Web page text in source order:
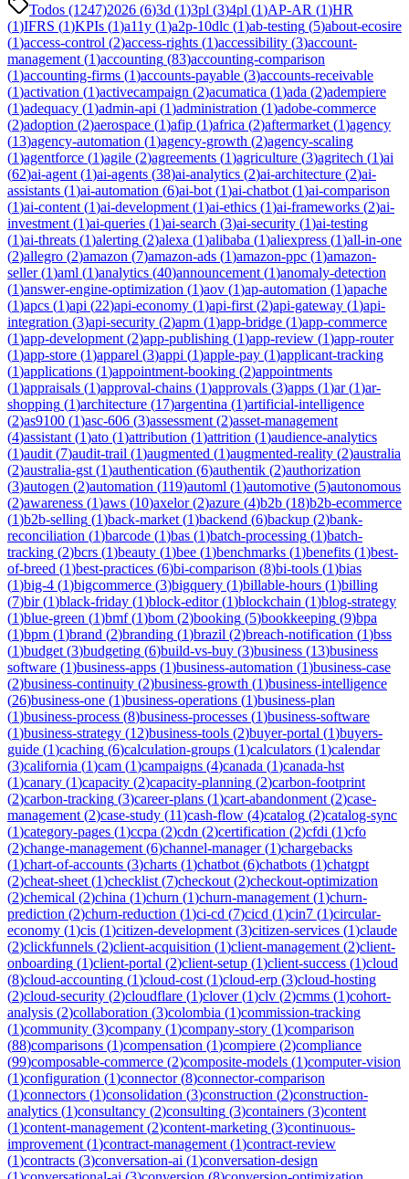
Todos (1247)2026 (6)3d (1)3pl (3)4pl (1)AP-AR (1)HR
(1)IFRS (1)KPIs (1)a11y (1)a2p-10dlc (1)ab-testing (5)about-ecosire
(1)access-control (2)access-rights (1)accessibility (3)account-
management (1)accounting (83)accounting-comparison
(1)accounting-firms (1)accounts-payable (3)accounts-receivable
(1)activation (1)activecampaign (2)acumatica (1)ada (2)adempiere
(1)adequacy (1)admin-api (1)administration (1)adobe-commerce
(2)adoption (2)aerospace (1)afip (1)africa (2)aftermarket (1)agency
(13)agency-automation (1)agency-growth (2)agency-scaling
(1)agentforce (1)agile (2)agreements (1)agriculture (3)agritech (1)ai
(62)ai-agent (1)ai-agents (38)ai-analytics (2)ai-architecture (2)ai-
assistants (1)ai-automation (6)ai-bot (1)ai-chatbot (1)ai-comparison
(1)ai-content (1)ai-development (1)ai-ethics (1)ai-frameworks (2)ai-
investment (1)ai-queries (1)ai-search (3)ai-security (1)ai-testing
(1)ai-threats (1)alerting (2)alexa (1)alibaba (1)aliexpress (1)all-in-one
(2)allegro (2)amazon (7)amazon-ads (1)amazon-ppc (1)amazon-
seller(1)aml (1)analytics (40)announcement (1)anomaly-detection
(1)answer-engine-optimization (1)aov (1)ap-automation (1)apache
(1)apcs (1)api (22)api-economy (1)api-first (2)api-gateway (1)api-
integration (3)api-security (2)apm (1)app-bridge (1)app-commerce
(1)app-development (2)app-publishing (1)app-review (1)app-router
(1)app-store (1)apparel (3)appi (1)apple-pay (1)applicant-tracking
(1)applications (1)appointment-booking (2)appointments
(1)appraisals (1)approval-chains (1)approvals (3)apps (1)ar(1)ar-
shopping (1)architecture (17)argentina (1)artificial-intelligence
(2)as9100 (1)asc-606 (3)assessment (2)asset-management
(4)assistant (1)ato (1)attribution (1)attrition (1)audience-analytics
(1)audit (7)audit-trail (1)augmented (1)augmented-reality (2)australia
(2)australia-gst (1)authentication (6)authentik (2)authorization
(3)autogen (2)automation (119)automl (1)automotive (5)autonomous
(2)awareness (1)aws (10)axelor(2)azure (4)b2b (18)b2b-ecommerce
(1)b2b-selling (1)back-market (1)backend (6)backup (2)bank-
reconciliation (1)barcode (1)bas (1)batch-processing (1)batch-
tracking (2)bcrs (1)beauty (1)bee (1)benchmarks (1)benefits (1)best-
of-breed (1)best-practices (6)bi-comparison (8)bi-tools (1)bias
(1)big-4 (1)bigcommerce (3)bigquery (1)billable-hours (1)billing
(7)bir(1)black-friday (1)block-editor(1)blockchain (1)blog-strategy
(1)blue-green (1)bmf(1)bom (2)booking (5)bookkeeping (9)bpa
(1)bpm (1)brand (2)branding (1)brazil (2)breach-notification (1)bss
(1)budget (3)budgeting (6)build-vs-buy (3)business (13)business
software (1)business-apps (1)business-automation (1)business-case
(2)business-continuity (2)business-growth (1)business-intelligence
(26)business-one (1)business-operations (1)business-plan
(1)business-process (8)business-processes (1)business-software
(1)business-strategy (12)business-tools (2)buyer-portal (1)buyers-
guide (1)caching (6)calculation-groups (1)calculators (1)calendar
(3)california (1)cam (1)campaigns (4)canada (1)canada-hst
(1)canary (1)capacity (2)capacity-planning (2)carbon-footprint
(2)carbon-tracking (3)career-plans (1)cart-abandonment (2)case-
management (2)case-study (11)cash-flow (4)catalog (2)catalog-sync
(1)category-pages (1)ccpa (2)cdn (2)certification (2)cfdi (1)cfo
(2)change-management (6)channel-manager(1)chargebacks
(1)chart-of-accounts (3)charts (1)chatbot (6)chatbots (1)chatgpt
(2)cheat-sheet (1)checklist (7)checkout (2)checkout-optimization
(2)chemical (2)china (1)churn (1)churn-management (1)churn-
prediction (2)churn-reduction (1)ci-cd (7)cicd (1)cin7 (1)circular-
economy (1)cis (1)citizen-development (3)citizen-services (1)claude
(2)clickfunnels (2)client-acquisition (1)client-management (2)client-
onboarding (1)client-portal (2)client-setup (1)client-success (1)cloud
(8)cloud-accounting (1)cloud-cost (1)cloud-erp (3)cloud-hosting
(2)cloud-security (2)cloudflare (1)clover(1)clv (2)cmms (1)cohort-
analysis (2)collaboration (3)colombia (1)commission-tracking
(1)community (3)company (1)company-story (1)comparison
(88)comparisons (1)compensation (1)compiere (2)compliance
(99)composable-commerce (2)composite-models (1)computer-vision
(1)configuration (1)connector(8)connector-comparison
(1)connectors (1)consolidation (3)construction (2)construction-
analytics (1)consultancy (2)consulting (3)containers (3)content
(1)content-management (2)content-marketing (3)continuous-
improvement (1)contract-management (1)contract-review
(1)contracts (3)conversation-ai (1)conversation-design